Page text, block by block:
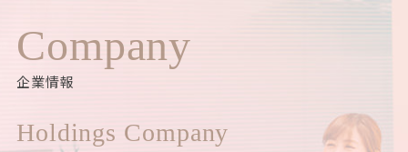
Company
企業情報
Holdings Company